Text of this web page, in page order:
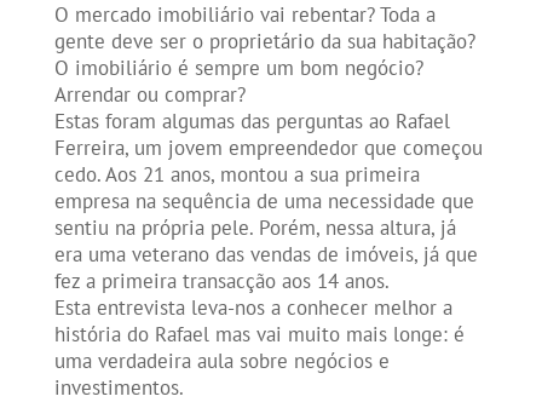
O mercado imobiliário vai rebentar? Toda a
gente deve ser o proprietário da sua habitação?
O imobiliário é sempre um bom negócio?
Arrendar ou comprar?
Estas foram algumas das perguntas ao Rafael
Ferreira, um jovem empreendedor que começou
cedo. Aos 21 anos, montou a sua primeira
empresa na sequência de uma necessidade que
sentiu na própria pele. Porém, nessa altura, já
era uma veterano das vendas de imóveis, já que
fez a primeira transacção aos 14 anos.
Esta entrevista leva-nos a conhecer melhor a
história do Rafael mas vai muito mais longe: é
uma verdadeira aula sobre negócios e
investimentos.